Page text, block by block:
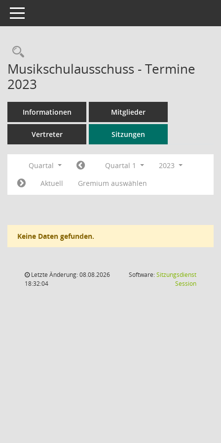
Toggle navigation
Rechercheauswahl
Musikschulausschuss - Termine
2023
Informationen Mitglieder
Vertreter Sitzungen
Quartal Quartal 1
2023
Aktuell
Gremium auswählen
Keine Daten gefunden.
Letzte Änderung: 08.08.2026
18:32:04
Software:Sitzungsdienst
Session(Wird in